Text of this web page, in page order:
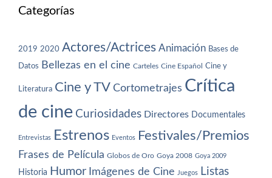
Categorías
2019 2020 Actores/Actrices Animación Bases de
Datos Bellezas en el cine Carteles Cine Español Cine y
Literatura Cine y TV Cortometrajes Crítica
de cine Curiosidades Directores Documentales
Entrevistas Estrenos Eventos Festivales/Premios
Frases de Película Globos de Oro Goya 2008 Goya 2009
Historia Humor Imágenes de Cine Juegos Listas